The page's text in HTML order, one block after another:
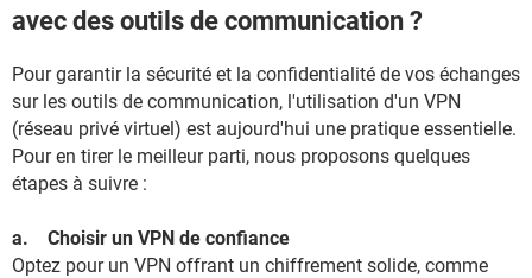
avec des outils de communication ?
Pour garantir la sécurité et la confidentialité de vos échanges
sur les outils de communication, l'utilisation d'un VPN
(réseau privé virtuel) est aujourd'hui une pratique essentielle.
Pour en tirer le meilleur parti, nous proposons quelques
étapes à suivre :
a. Choisir un VPN de confiance
Optez pour un VPN offrant un chiffrement solide, comme